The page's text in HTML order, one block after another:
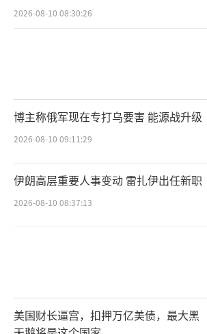
2026-08-10 08:30:26
博主称俄军现在专打乌要害 能源战升级
2026-08-10 09:11:29
伊朗高层重要人事变动 雷扎伊出任新职
2026-08-10 08:37:13
美国财长逼宫，扣押万亿美债，最大黑